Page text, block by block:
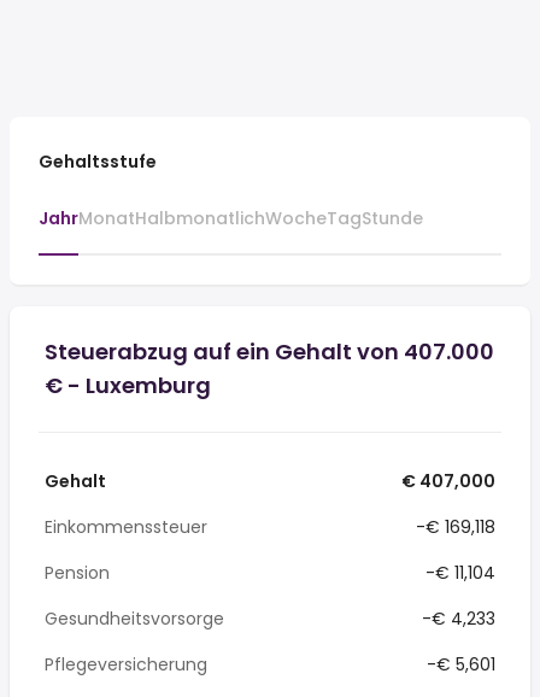
Gehaltsstufe
JahrMonatHalbmonatlichWocheTagStunde
Steuerabzug auf ein Gehalt von 407.000
€ - Luxemburg
Gehalt
€ 407,000
Einkommenssteuer
-€ 169,118
Pension
-€ 11,104
Gesundheitsvorsorge
-€ 4,233
Pflegeversicherung
-€ 5,601